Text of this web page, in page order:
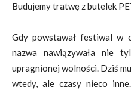
Budujemy tratwę z butelek
Gdy powstawał festiwal w
nazwa nawiązywała nie
upragnionej wolności. Dziś
wtedy, ale czasy nieco